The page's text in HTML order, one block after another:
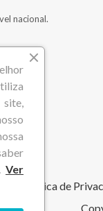
nacional.
Política de
Ver